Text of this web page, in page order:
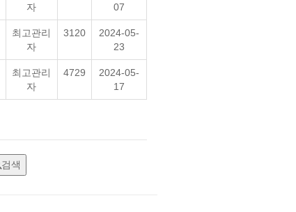
자
07
최고관리
자
3120
2024-05-
23
최고관리
자
4729
2024-05-
17
검색